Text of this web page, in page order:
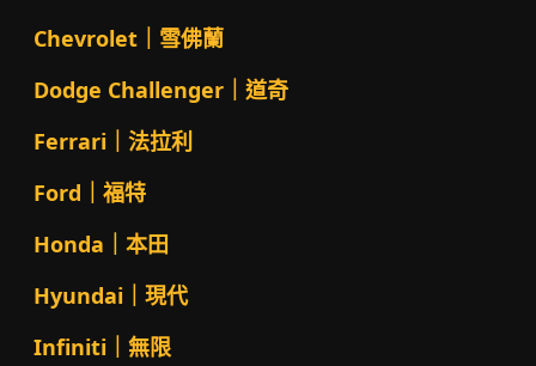
Chevrolet｜雪佛蘭
Dodge Challenger｜道奇
Ferrari｜法拉利
Ford｜福特
Honda｜本田
Hyundai｜現代
Infiniti｜無限